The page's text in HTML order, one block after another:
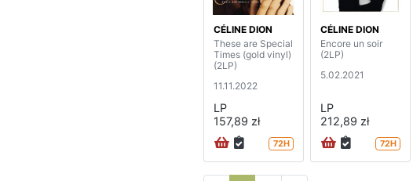
CÉLINE DION
These are Special
Times (gold vinyl)
(2LP)
11.11.2022
LP
157,89 zł
72H
CÉLINE DION
Encore un soir
(2LP)
5.02.2021
LP
212,89 zł
72H